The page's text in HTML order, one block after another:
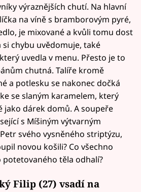
výraznějších chutí. Na hlavní
na víně s bramborovým pyré,
je mixované a kvůli tomu dost
si chybu uvědomuje, také
uvedla v menu. Přesto je to
chutná. Talíře kromě
a potlesku se nakonec dočká
se slaným karamelem, který
jako dárek domů. A soupeře
s Míšiným výtvarným
svého vysněného striptýzu,
novou košili? Co všechno
potetovaného těla odhalí?
Filip (27) vsadí na